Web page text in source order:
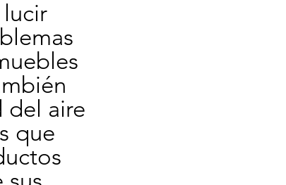
del aire
que